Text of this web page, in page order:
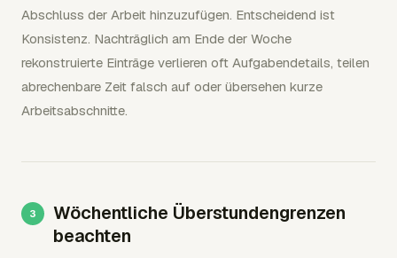
Abschluss der Arbeit hinzuzufügen. Entscheidend ist
Konsistenz. Nachträglich am Ende der Woche
rekonstruierte Einträge verlieren oft Aufgabendetails, teilen
abrechenbare Zeit falsch auf oder übersehen kurze
Arbeitsabschnitte.
Wöchentliche Überstundengrenzen
beachten